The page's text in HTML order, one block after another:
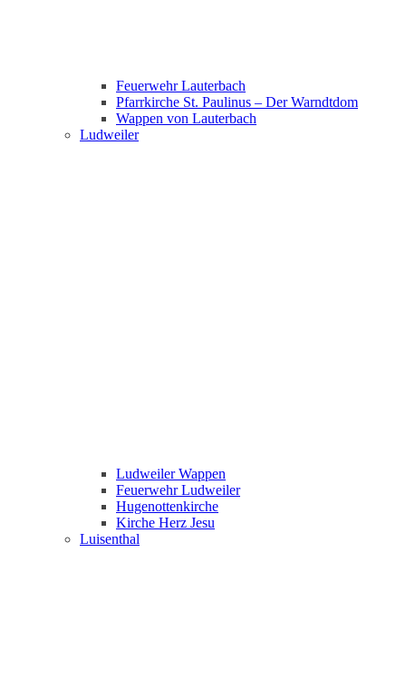
Feuerwehr Lauterbach
Pfarrkirche St. Paulinus – Der Warndtdom
Wappen von Lauterbach
Ludweiler
Ludweiler Wappen
Feuerwehr Ludweiler
Hugenottenkirche
Kirche Herz Jesu
Luisenthal